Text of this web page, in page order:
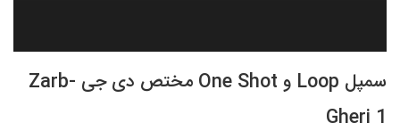
سمپل Loop و One Shot مختص دی جی -Zarb
Gheri 1